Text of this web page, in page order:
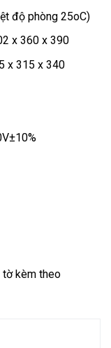
độ phòng 25oC)
x 360 x 390
x 315 x 340
tờ kèm theo